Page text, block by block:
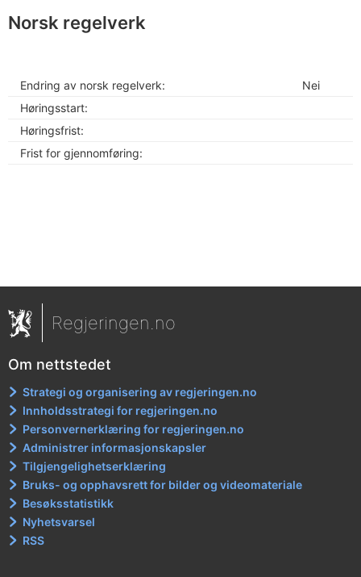
Norsk regelverk
Endring av norsk regelverk:
Nei
Høringsstart:
Høringsfrist:
Frist for gjennomføring:
Regjeringen.no
Om nettstedet
Strategi og organisering av regjeringen.no
Innholdsstrategi for regjeringen.no
Personvernerklæring for regjeringen.no
Administrer informasjonskapsler
Tilgjengelighetserklæring
Bruks- og opphavsrett for bilder og videomateriale
Besøksstatistikk
Nyhetsvarsel
RSS